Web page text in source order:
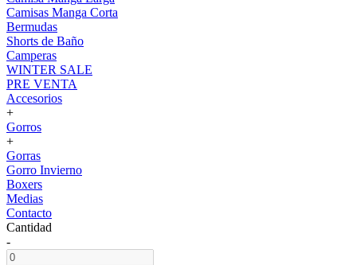
Camisas Manga Corta
Bermudas
Shorts de Baño
Camperas
WINTER SALE
PRE VENTA
Accesorios
+
Gorros
+
Gorras
Gorro Invierno
Boxers
Medias
Contacto
Cantidad
-